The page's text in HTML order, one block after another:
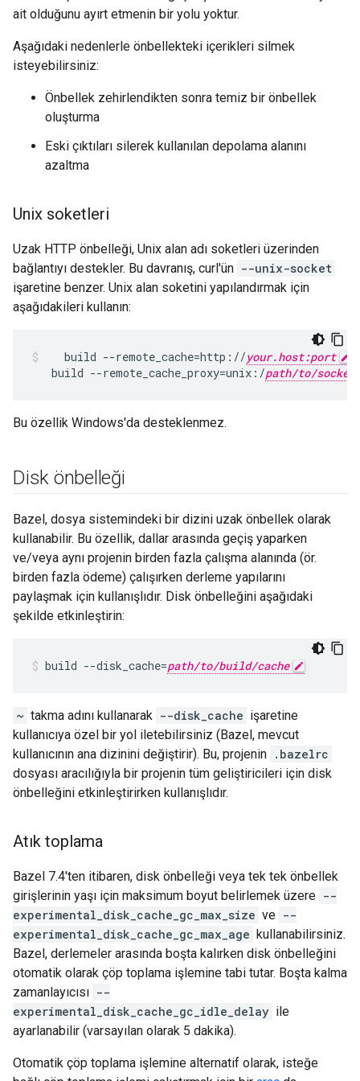
ait olduğunu ayırt etmenin bir yolu yoktur.
Aşağıdaki nedenlerle önbellekteki içerikleri silmek
isteyebilirsiniz:
Önbellek zehirlendikten sonra temiz bir önbellek
oluşturma
Eski çıktıları silerek kullanılan depolama alanını
azaltma
Unix soketleri
Uzak HTTP önbelleği, Unix alan adı soketleri üzerinden
bağlantıyı destekler. Bu davranış, curl'ün --unix-socket
işaretine benzer. Unix alan soketini yapılandırmak için
aşağıdakileri kullanın:
build --remote_cache=http://your.host:port
build --remote_cache_proxy=unix:/path/to/socket
Bu özellik Windows'da desteklenmez.
Disk önbelleği
Bazel, dosya sistemindeki bir dizini uzak önbellek olarak
kullanabilir. Bu özellik, dallar arasında geçiş yaparken
ve/veya aynı projenin birden fazla çalışma alanında (ör.
birden fazla ödeme) çalışırken derleme yapılarını
paylaşmak için kullanışlıdır. Disk önbelleğini aşağıdaki
şekilde etkinleştirin:
build --disk_cache=path/to/build/cache
~ takma adını kullanarak --disk_cache işaretine
kullanıcıya özel bir yol iletebilirsiniz (Bazel, mevcut
kullanıcının ana dizinini değiştirir). Bu, projenin .bazelrc
dosyası aracılığıyla bir projenin tüm geliştiricileri için disk
önbelleğini etkinleştirirken kullanışlıdır.
Atık toplama
Bazel 7.4'ten itibaren, disk önbelleği veya tek tek önbellek
girişlerinin yaşı için maksimum boyut belirlemek üzere --
experimental_disk_cache_gc_max_size ve --
experimental_disk_cache_gc_max_age kullanabilirsiniz.
Bazel, derlemeler arasında boşta kalırken disk önbelleğini
otomatik olarak çöp toplama işlemine tabi tutar. Boşta kalma
zamanlayıcısı --
experimental_disk_cache_gc_idle_delay ile
ayarlanabilir (varsayılan olarak 5 dakika).
Otomatik çöp toplama işlemine alternatif olarak, isteğe